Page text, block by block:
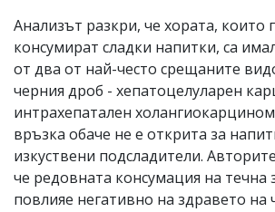
Анализът разкри, че хората, които
консумират сладки напитки, са
от два от най-често срещаните
черния дроб - хепатоцелуларен
интрахепатален
връзка обаче не е открита за
изкуствени подсладители.
че редовната консумация на течна
повлияе негативно на здравето на